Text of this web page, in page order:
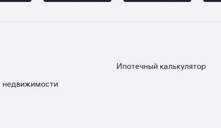
Ипотечный калькулятор
недвижимости